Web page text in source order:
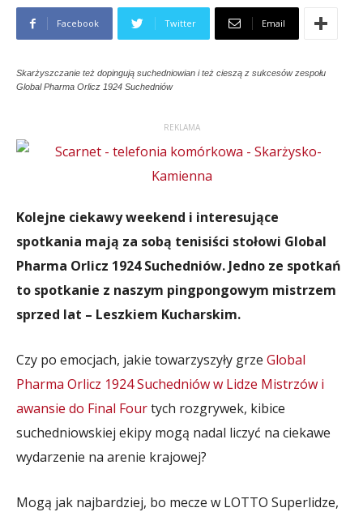
Facebook Twitter Email
Skarżyszczanie też dopingują suchedniowian i też cieszą z sukcesów zespołu
Global Pharma Orlicz 1924 Suchedniów
REKLAMA
Kolejne ciekawy weekend i interesujące
spotkania mają za sobą tenisiści stołowi Global
Pharma Orlicz 1924 Suchedniów. Jedno ze spotkań
to spotkanie z naszym pingpongowym mistrzem
sprzed lat – Leszkiem Kucharskim.
Czy po emocjach, jakie towarzyszyły grze Global
Pharma Orlicz 1924 Suchedniów w Lidze Mistrzów i
awansie do Final Fourtych rozgrywek, kibice
suchedniowskiej ekipy mogą nadal liczyć na ciekawe
wydarzenie na arenie krajowej?
Mogą jak najbardziej, bo mecze w LOTTO Superlidze,